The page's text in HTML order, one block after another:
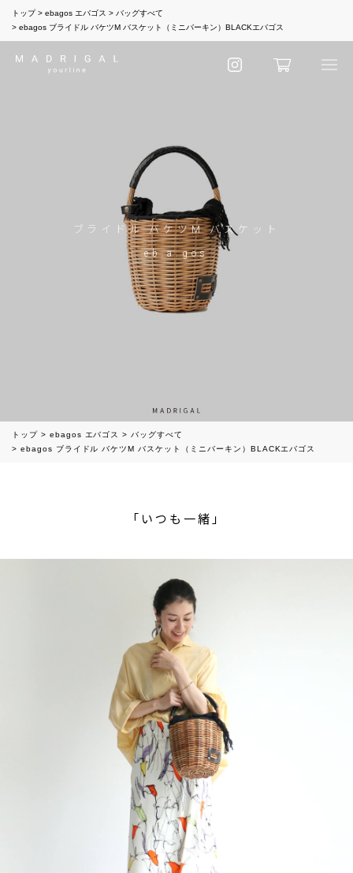
トップ ebagos エバゴス
バッグすべて
ebagos ブライドル バケツM バスケット（ミニバーキン）BLACKエバゴス
ブライドル バケツM バスケット
eb.a.gos
トップ ebagos エバゴス
バッグすべて
ebagos ブライドル バケツM バスケット（ミニバーキン）BLACKエバゴス
「いつも一緒」